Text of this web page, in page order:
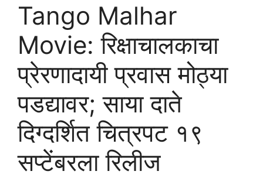
Tango Malhar
Movie: रिक्षाचालकाचा
प्रेरणादायी प्रवास मोठ्या
पडद्यावर; साया दाते
दिग्दर्शित चित्रपट १९
सप्टेंबरला रिलीज